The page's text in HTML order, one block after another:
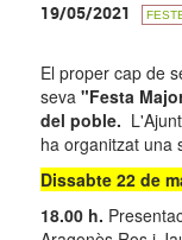
19/05/2021
El proper cap de
seva"Festa
del poble.
ha organitzat una
Dissabte 22 de
18.00 h.